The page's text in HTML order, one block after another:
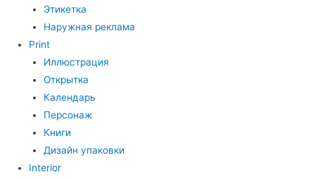
Этикетка
Наружная реклама
Print
Иллюстрация
Открытка
Календарь
Персонаж
Книги
Дизайн упаковки
Interior